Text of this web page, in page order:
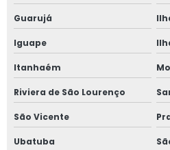
Janela vidro multilaminado
Janela vidro multilaminado em
Janela vidro multilaminado em
Janela vidro quádruplo
Janela vidro triplo
Guarujá
Iguape
Itanhaém
Riviera de São Lourenço
São Vicente
Ubatuba